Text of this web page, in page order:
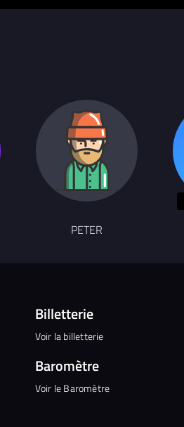
PETER
Billetterie
Voir la billetterie
Baromètre
Voir le Baromètre